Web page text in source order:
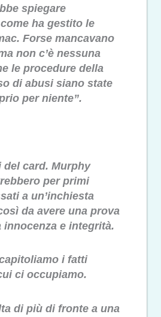
spiegare
ha gestito le
Forse mancavano
non c’è nessuna
le procedure della
di abusi siano state
per niente”.
del card. Murphy
per primi
a un’inchiesta
da avere una prova
innocenza e integrità.
i fatti
ci occupiamo.
di più di fronte a una